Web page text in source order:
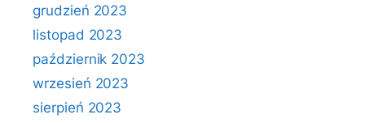
grudzień 2023
listopad 2023
październik 2023
wrzesień 2023
sierpień 2023